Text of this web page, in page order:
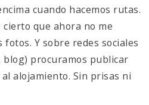
cuando hacemos rutas.
que ahora no me
Y sobre redes sociales
procuramos publicar
alojamiento. Sin prisas ni